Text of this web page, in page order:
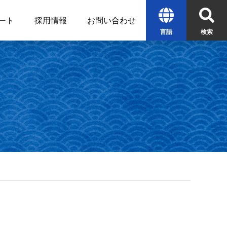
ト 採用情報 お問い合わせ
言語
English 中文 한글
検索
検索